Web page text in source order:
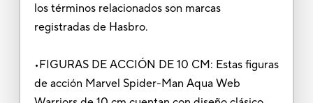
los términos relacionados son marcas
registradas de Hasbro.
•FIGURAS DE ACCIÓN DE 10 CM: Estas figuras
de acción Marvel Spider-Man Aqua Web